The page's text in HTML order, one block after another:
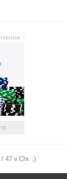
47 v.Chr. ;)